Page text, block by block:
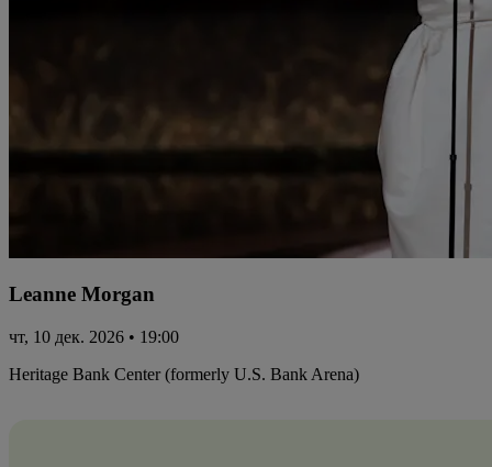
Leanne Morgan
чт, 10 дек. 2026 • 19:00
Heritage Bank Center (formerly U.S. Bank Arena)